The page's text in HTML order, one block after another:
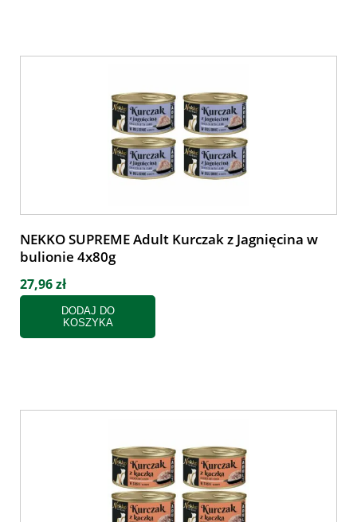
NEKKO SUPREME Adult Kurczak z Jagnięcina w
bulionie 4x80g
27,96 zł
DODAJ DO
KOSZYKA